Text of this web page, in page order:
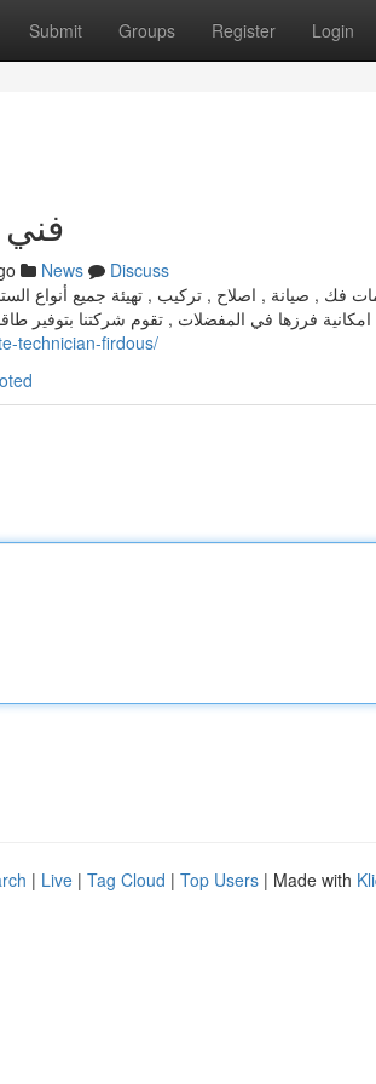
Submit Groups Register Login
News
Discuss
فك , صيانة , اصلاح , تركيب , تهيئة جميع أنواع
فرزها في المفضلات , تقوم شركتنا بتوفير
technician-firdous/
| Live | Tag Cloud | Top Users | Made with